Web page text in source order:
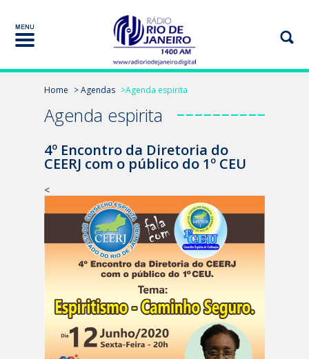
Home > Agendas >Agenda espirita
Agenda espirita
4º Encontro da Diretoria do
CEERJ com o público do 1º CEU
<